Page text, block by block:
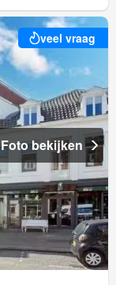
veel vraag
Foto bekijken